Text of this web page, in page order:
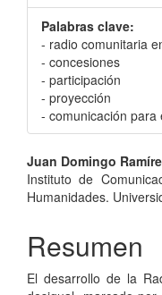
Palabras clave:
- radio comunitaria
- concesiones
- participación
- proyección
- comunicación para
Contenido
principal
artículo
Juan Domingo
Instituto de
Humanidades.
Resumen
El desarrollo de la